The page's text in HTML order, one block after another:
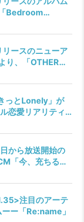
Bedroom
から先行配信！
の洋楽専門番組
定！
ースのニューア
り、「OTHER
先行配信！10周
トギャラリーと
BEST10″
開！
っとLonely」が
恋愛リアリティ
きになりまし
ナウ』のコラボ
WebCM 放課後
ングに決定！本
！
から放送開始の
「今、充ちる。
ングに3年連続の
注目のアーテ
ー「Re:name」